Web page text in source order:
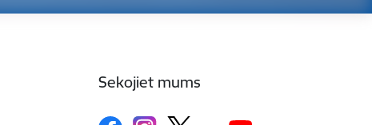
Sekojiet mums